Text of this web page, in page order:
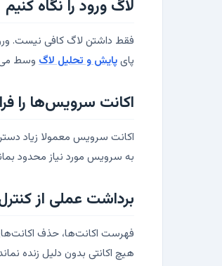
لاگ ورود را نگاه کنیم
پایپایش و تحلیل لاگ وسط
اکانت سرویس‌ها را
اکانت سرویس معمولا زیاد
به سرویس مورد نیاز محدود
برداشت عملی از کنترل
هیچ اکانتی بدون دلیل زنده